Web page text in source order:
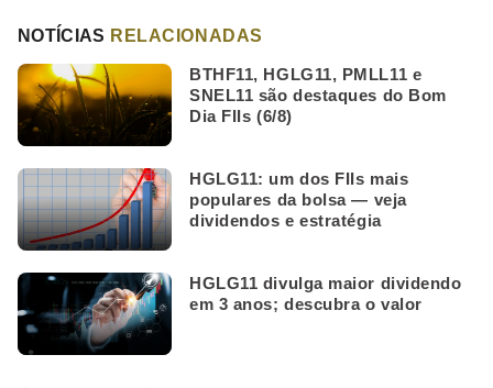
NOTÍCIAS RELACIONADAS
BTHF11, HGLG11, PMLL11 e
SNEL11 são destaques do Bom
Dia FIIs (6/8)
HGLG11: um dos FIIs mais
populares da bolsa — veja
dividendos e estratégia
HGLG11 divulga maior dividendo
em 3 anos; descubra o valor